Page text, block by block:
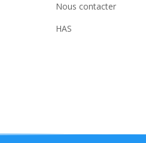
Nous contacter
HAS